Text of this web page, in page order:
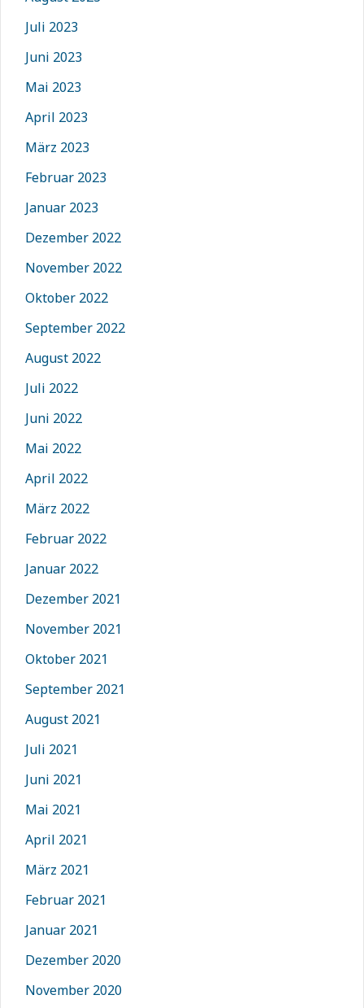
Juli 2023
Juni 2023
Mai 2023
April 2023
März 2023
Februar 2023
Januar 2023
Dezember 2022
November 2022
Oktober 2022
September 2022
August 2022
Juli 2022
Juni 2022
Mai 2022
April 2022
März 2022
Februar 2022
Januar 2022
Dezember 2021
November 2021
Oktober 2021
September 2021
August 2021
Juli 2021
Juni 2021
Mai 2021
April 2021
März 2021
Februar 2021
Januar 2021
Dezember 2020
November 2020